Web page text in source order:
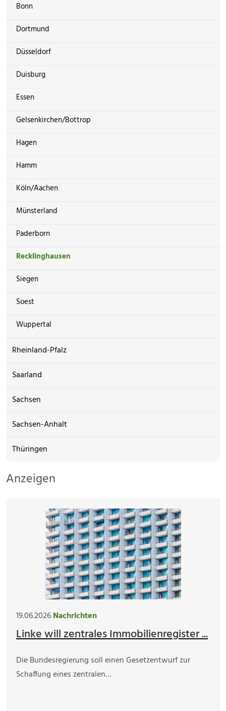
Bonn
Dortmund
Düsseldorf
Duisburg
Essen
Gelsenkirchen/Bottrop
Hagen
Hamm
Köln/Aachen
Münsterland
Paderborn
Recklinghausen
Siegen
Soest
Wuppertal
Rheinland-Pfalz
Saarland
Sachsen
Sachsen-Anhalt
Thüringen
Anzeigen
19.06.2026Nachrichten
Linke will zentrales Immobilienregister ...
Die Bundesregierung soll einen Gesetzentwurf zur
Schaffung eines zentralen…